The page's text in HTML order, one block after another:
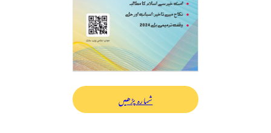
شمارہ پڑھیں